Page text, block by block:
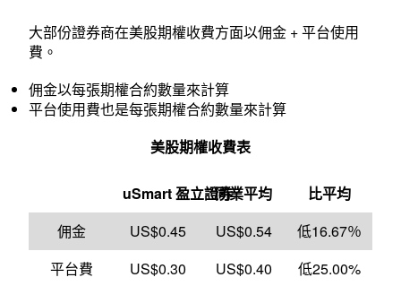
大部份證券商在美股期權收費方面以佣金 + 平台使用
費。
佣金以每張期權合約數量來計算
平台使用費也是每張期權合約數量來計算
美股期權收費表
uSmart 盈立證券同業平均
比平均
佣金
US$0.45 US$0.54
低16.67％
平台費
US$0.30 US$0.40 低25.00%